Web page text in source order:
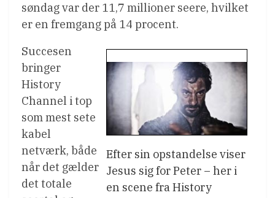
søndag var der 11,7 millioner seere, hvilket
er en fremgang på 14 procent.
Efter sin opstandelse viser
Jesus sig for Peter – her i
en scene fra History
Succesen
bringer
History
Channel i top
som mest sete
kabel
netværk, både
når det gælder
det totale